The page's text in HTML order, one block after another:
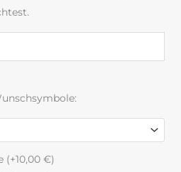
(+10,00 €)